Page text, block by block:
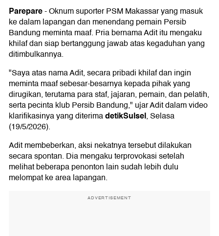
Parepare-Oknum suporter PSM Makassar yang masuk
ke dalam lapangan dan menendang pemain Persib
Bandung meminta maaf. Pria bernama Adit itu mengaku
khilaf dan siap bertanggung jawab atas kegaduhan yang
ditimbulkannya.
"Saya atas nama Adit, secara pribadi khilaf dan ingin
meminta maaf sebesar-besarnya kepada pihak yang
dirugikan, terutama para staf, jajaran, pemain, dan pelatih,
serta pecinta klub Persib Bandung," ujar Adit dalam video
klarifikasinya yang diterimadetikSulsel, Selasa
(19/5/2026).
Adit membeberkan, aksi nekatnya tersebut dilakukan
secara spontan. Dia mengaku terprovokasi setelah
melihat beberapa penonton lain sudah lebih dulu
melompat ke area lapangan.
ADVERTISEMENT